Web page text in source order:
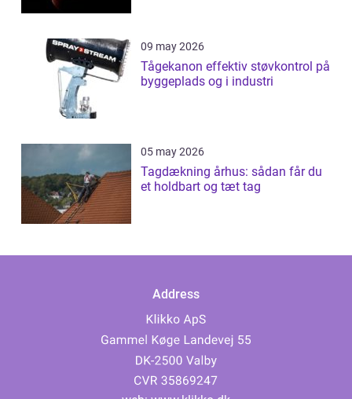
09 may 2026
Tågekanon effektiv støvkontrol på
byggeplads og i industri
05 may 2026
Tagdækning århus: sådan får du
et holdbart og tæt tag
Address